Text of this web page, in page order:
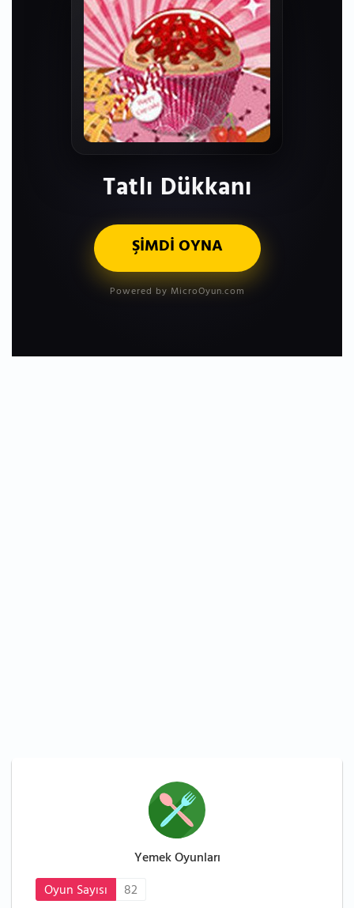
Tatlı Dükkanı
ŞİMDİ OYNA
Powered by MicroOyun.com
Yemek Oyunları
Oyun Sayısı
82